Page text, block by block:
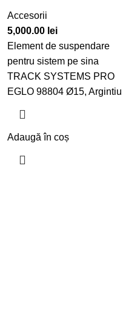
Accesorii
5,000.00 lei
Element de suspendare
pentru sistem pe sina
TRACK SYSTEMS PRO
EGLO 98804 Ø15, Argintiu
Adaugă în coș